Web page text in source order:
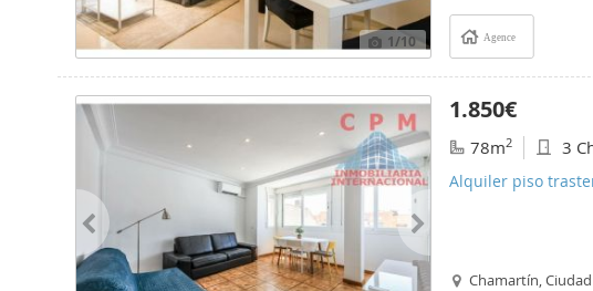
1/10 Agence
1.850€
78m2 3
Alquiler piso
Chamartín,